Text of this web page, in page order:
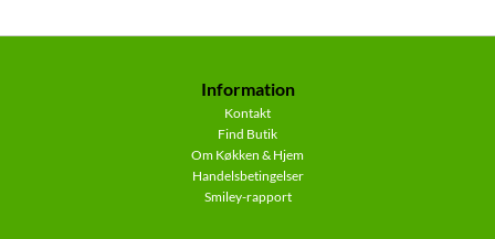
Information
Kontakt
Find Butik
Om Køkken & Hjem
Handelsbetingelser
Smiley-rapport